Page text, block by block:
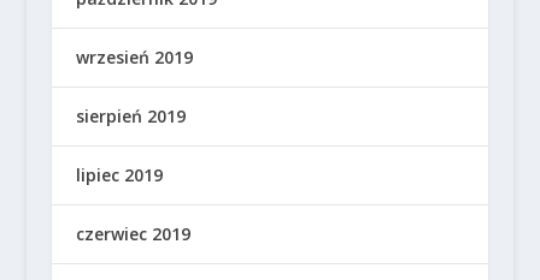
wrzesień 2019
sierpień 2019
lipiec 2019
czerwiec 2019